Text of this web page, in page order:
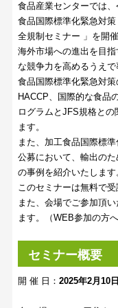
食品産業センターでは
食品国際標準化緊急対
全規制セミナー 」を開催
海外市場への進出を目
な競争力を高めるうえ
食品国際標準化緊急対
HACCP、国際的な食品
ログラムとJFS規格と
ます。
また、加工食品国際標
公募において、輸出の
の事例を紹介いたします
このセミナーは無料で受
また、会場でご参加頂
ます。（WEB参加の方
セミナー概要
開 催 日：2025年2月10